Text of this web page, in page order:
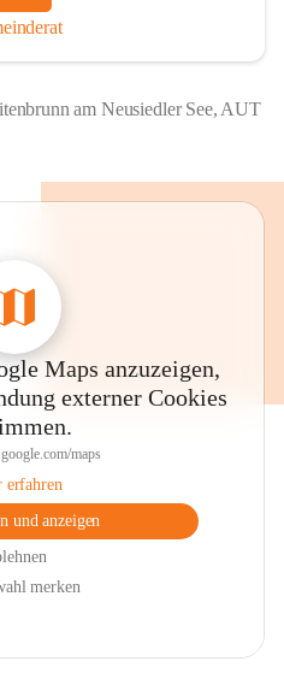
am Neusiedler See, AUT
Maps anzuzeigen,
externer Cookies
maps
erfahren
und anzeigen
merken